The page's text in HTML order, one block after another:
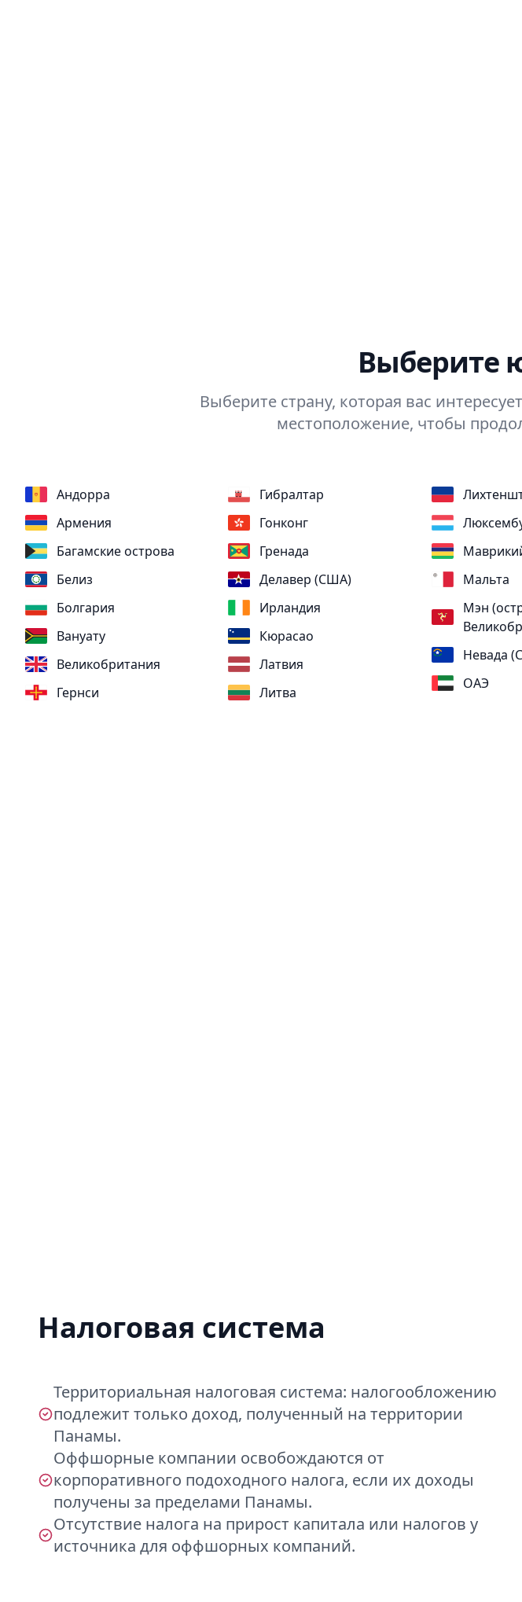
Выберите
Выберите страну, которая вас
местоположение, чтобы
Андорра
Армения
Багамские острова
Белиз
Болгария
Вануату
Великобритания
Гернси
Гибралтар
Гонконг
Гренада
Делавер (США)
Ирландия
Кюрасао
Латвия
Литва
Мальта
Мэн
Невада
ОАЭ
Налоговая система
Территориальная налоговая система: налогообложению
подлежит только доход, полученный на территории
Панамы.
Оффшорные компании освобождаются от
корпоративного подоходного налога, если их доходы
получены за пределами Панамы.
Отсутствие налога на прирост капитала или налогов у
источника для оффшорных компаний.